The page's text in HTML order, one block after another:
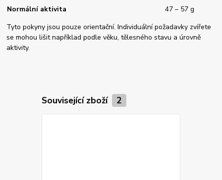
Normální aktivita
47 – 57 g
Tyto pokyny jsou pouze orientační. Individuální požadavky zvířete
se mohou lišit například podle věku, tělesného stavu a úrovně
aktivity.
Související zboží 2